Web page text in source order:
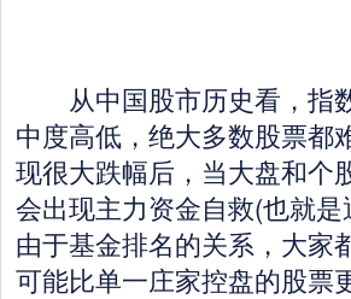
从中国股市历史看，指
中度高低，绝大多数股票都
现很大跌幅后，当大盘和个
会出现主力资金自救(也就
由于基金排名的关系，大家
可能比单一庄家控盘的股票